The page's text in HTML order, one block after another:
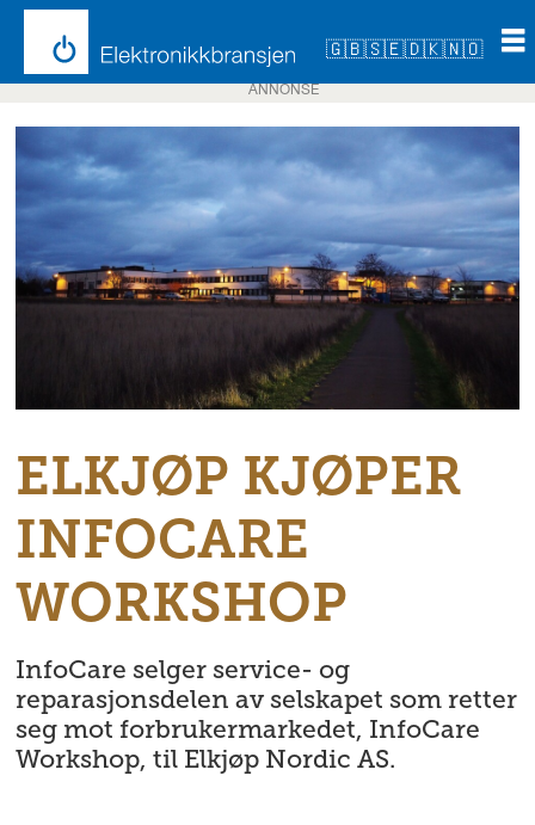
🇬🇧🇸🇪🇩🇰🇳🇴
ANNONSE
ELKJØP KJØPER
INFOCARE
WORKSHOP
InfoCare selger service- og
reparasjonsdelen av selskapet som retter
seg mot forbrukermarkedet, InfoCare
Workshop, til Elkjøp Nordic AS.